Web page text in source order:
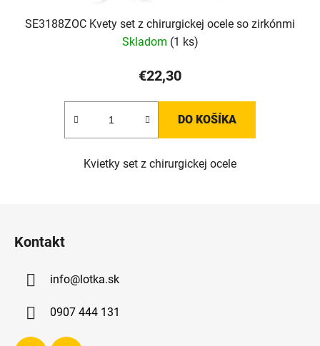
SE3188ZOC Kvety set z chirurgickej ocele so zirkónmi
Skladom (1 ks)
€22,30
DO KOŠÍKA
Kvietky set z chirurgickej ocele
Kontakt
info@lotka.sk
0907 444 131